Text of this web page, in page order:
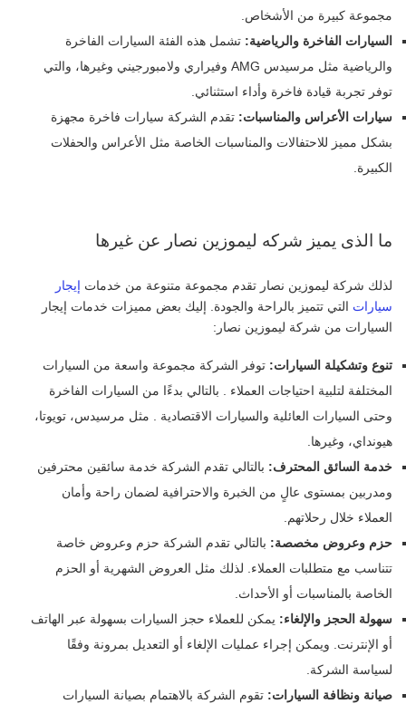
مجموعة كبيرة من الأشخاص.
السيارات الفاخرة والرياضية: تشمل هذه الفئة السيارات الفاخرة
والرياضية مثل مرسيدس AMG وفيراري ولامبورجيني وغيرها، والتي
توفر تجربة قيادة فاخرة وأداء استثنائي.
سيارات الأعراس والمناسبات: تقدم الشركة سيارات فاخرة مجهزة
بشكل مميز للاحتفالات والمناسبات الخاصة مثل الأعراس والحفلات
الكبيرة.
ما الذى يميز شركه ليموزين نصار عن غيرها
لذلك شركة ليموزين نصار تقدم مجموعة متنوعة من خدمات إيجار
سيارات التي تتميز بالراحة والجودة. إليك بعض مميزات خدمات إيجار
السيارات من شركة ليموزين نصار:
تنوع وتشكيلة السيارات: توفر الشركة مجموعة واسعة من السيارات
المختلفة لتلبية احتياجات العملاء . بالتالي بدءًا من السيارات الفاخرة
وحتى السيارات العائلية والسيارات الاقتصادية . مثل مرسيدس، تويوتا،
هيونداي، وغيرها.
خدمة السائق المحترف: بالتالي تقدم الشركة خدمة سائقين محترفين
ومدربين بمستوى عالٍ من الخبرة والاحترافية لضمان راحة وأمان
العملاء خلال رحلاتهم.
حزم وعروض مخصصة: بالتالي تقدم الشركة حزم وعروض خاصة
تتناسب مع متطلبات العملاء. لذلك مثل العروض الشهرية أو الحزم
الخاصة بالمناسبات أو الأحداث.
سهولة الحجز والإلغاء: يمكن للعملاء حجز السيارات بسهولة عبر الهاتف
أو الإنترنت. ويمكن إجراء عمليات الإلغاء أو التعديل بمرونة وفقًا
لسياسة الشركة.
صيانة ونظافة السيارات: تقوم الشركة بالاهتمام بصيانة السيارات